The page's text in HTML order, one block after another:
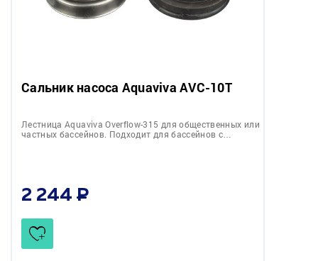
Сальник насоса Aquaviva AVC-10T
Лестница Aquaviva Overflow-315 для общественных или
частных бассейнов. Подходит для бассейнов с…
2 244